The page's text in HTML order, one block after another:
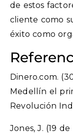
de estos
cliente como
éxito como
Dinero.com.
Medellín el
Revolución
Jones, J. (19